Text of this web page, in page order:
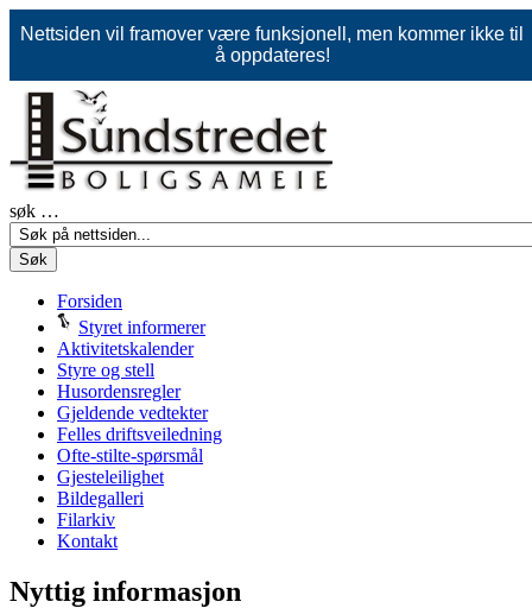
Nettsiden vil framover være funksjonell, men kommer ikke til
å oppdateres!
søk …
Søk
Forsiden
Styret informerer
Aktivitetskalender
Styre og stell
Husordensregler
Gjeldende vedtekter
Felles driftsveiledning
Ofte-stilte-spørsmål
Gjesteleilighet
Bildegalleri
Filarkiv
Kontakt
Nyttig informasjon